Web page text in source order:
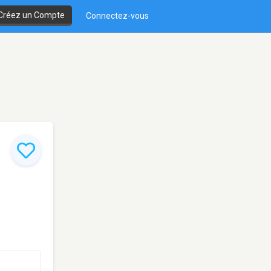
un Compte Connectez-vous